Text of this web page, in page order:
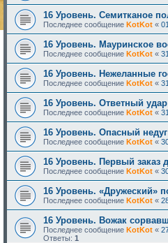
16 Уровень. Семитканое
Последнее сообщение KotKot «
16 Уровень. Мауринское
Последнее сообщение KotKot «
16 Уровень. Нежеланные
Последнее сообщение KotKot «
16 Уровень. Ответный удар
Последнее сообщение KotKot «
16 Уровень. Опасный
Последнее сообщение KotKot «
16 Уровень. Первый заказ
Последнее сообщение KotKot «
16 Уровень. «Дружеский»
Последнее сообщение KotKot «
16 Уровень. Вожак
Последнее сообщение KotKot «
Ответы: 1